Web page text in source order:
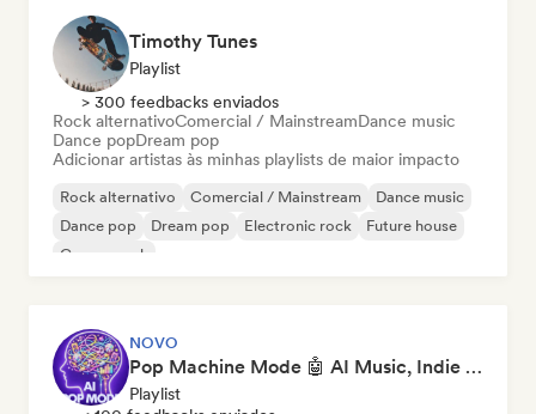
Timothy Tunes
Playlist
> 300 feedbacks enviados
Rock alternativoComercial / MainstreamDance music
Dance popDream pop
Adicionar artistas às minhas playlists de maior impacto
Rock alternativo Comercial / Mainstream
Dance music
Dance pop
Dream pop Electronic rock
Future house
Garage rock
NOVO
Pop Machine Mode 🤖 AI Music, Indie Pop & Dream Pop
Playlist